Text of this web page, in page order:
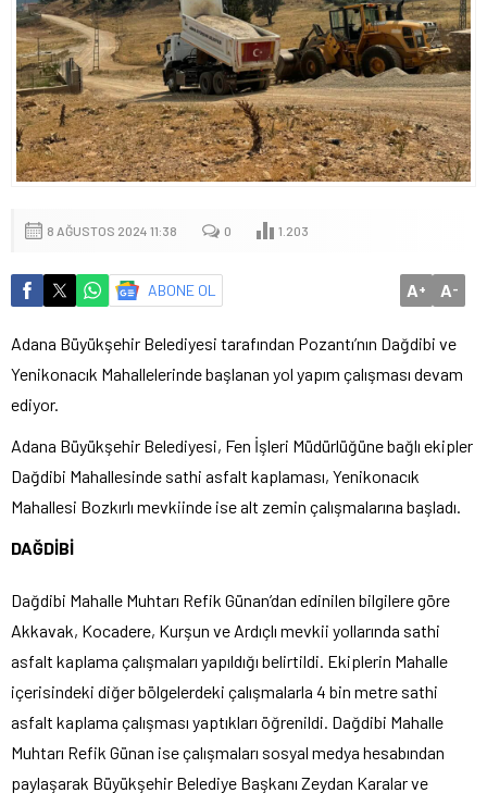
8 AĞUSTOS 2024 11:38 0 1.203
ABONE OL A+ A-
Adana Büyükşehir Belediyesi tarafından Pozantı’nın Dağdibi ve
Yenikonacık Mahallelerinde başlanan yol yapım çalışması devam
ediyor.
Adana Büyükşehir Belediyesi, Fen İşleri Müdürlüğüne bağlı ekipler
Dağdibi Mahallesinde sathi asfalt kaplaması, Yenikonacık
Mahallesi Bozkırlı mevkiinde ise alt zemin çalışmalarına başladı.
DAĞDİBİ
Dağdibi Mahalle Muhtarı Refik Günan’dan edinilen bilgilere göre
Akkavak, Kocadere, Kurşun ve Ardıçlı mevkii yollarında sathi
asfalt kaplama çalışmaları yapıldığı belirtildi. Ekiplerin Mahalle
içerisindeki diğer bölgelerdeki çalışmalarla 4 bin metre sathi
asfalt kaplama çalışması yaptıkları öğrenildi. Dağdibi Mahalle
Muhtarı Refik Günan ise çalışmaları sosyal medya hesabından
paylaşarak Büyükşehir Belediye Başkanı Zeydan Karalar ve